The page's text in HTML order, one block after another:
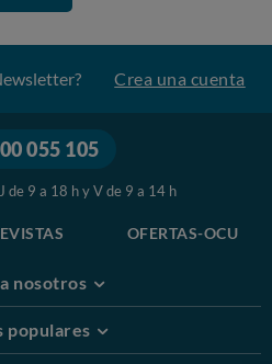
Crea una cuenta
055 105
de 9 a 18 h y V de 9 a 14 h
OFERTAS-OCU
nosotros
populares